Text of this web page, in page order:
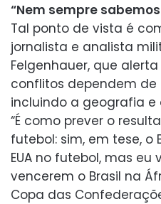
“Nem sempre
Tal ponto de vista é
jornalista e analista
Felgenhauer, que
conflitos dependem de
incluindo a geografia e
“É como prever o
futebol: sim, em tese, o
EUA no futebol, mas eu
vencerem o Brasil na
Copa das